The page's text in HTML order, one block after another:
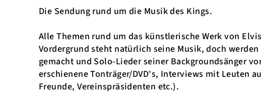
Die Sendung rund um die Musik des Kings.
Alle Themen rund um das künstlerische Werk von
Vordergrund steht natürlich seine Musik, doch
gemacht und Solo-Lieder seiner Backgroundsänger
erschienene Tonträger/DVD's, Interviews mit Leuten
Freunde, Vereinspräsidenten etc.).